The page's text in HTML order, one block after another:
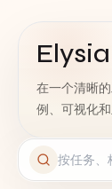
在一个清晰
例、可视化和